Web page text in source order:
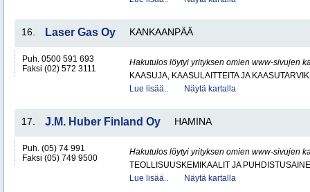
16. Laser Gas Oy KANKAANPÄÄ
Puh. 0500 591 693
Faksi (02) 572 3111
Hakutulos löytyi yrityksen omien www-sivujen
KAASUJA, KAASULAITTEITA JA
Lue lisää..
Näytä kartalla
17. J.M. Huber Finland Oy HAMINA
Puh. (05) 74 991
Faksi (05) 749 9500
Hakutulos löytyi yrityksen omien www-sivujen
TEOLLISUUSKEMIKAALIT JA
Lue lisää..
Näytä kartalla